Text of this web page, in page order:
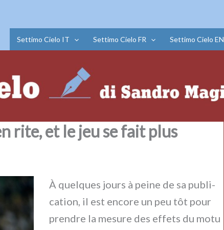
Settimo Cielo IT Settimo Cielo FR Settimo Cielo EN
rite, et le jeu se fait plus
À quel­ques jours à pei­ne de sa publi­
ca­tion, il est enco­re un peu tôt pour
pren­dre la mesu­re des effe­ts du motu